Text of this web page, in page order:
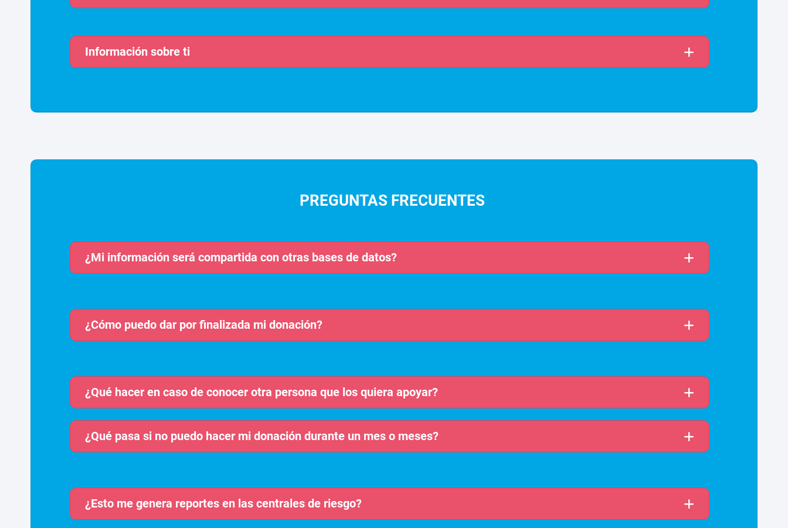
Información sobre ti
PREGUNTAS FRECUENTES
¿Mi información será compartida con otras bases de datos?
¿Cómo puedo dar por finalizada mi donación?
¿Qué hacer en caso de conocer otra persona que los quiera apoyar?
¿Qué pasa si no puedo hacer mi donación durante un mes o meses?
¿Esto me genera reportes en las centrales de riesgo?